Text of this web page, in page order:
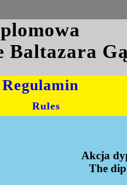
Baltazara
Regulamin
Rules
Akcja
The